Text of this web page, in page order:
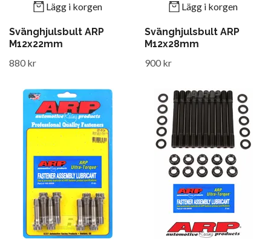
Lägg i korgen
Svänghjulsbult ARP
M12x22mm
880 kr
Lägg i korgen
Svänghjulsbult ARP
M12x28mm
900 kr